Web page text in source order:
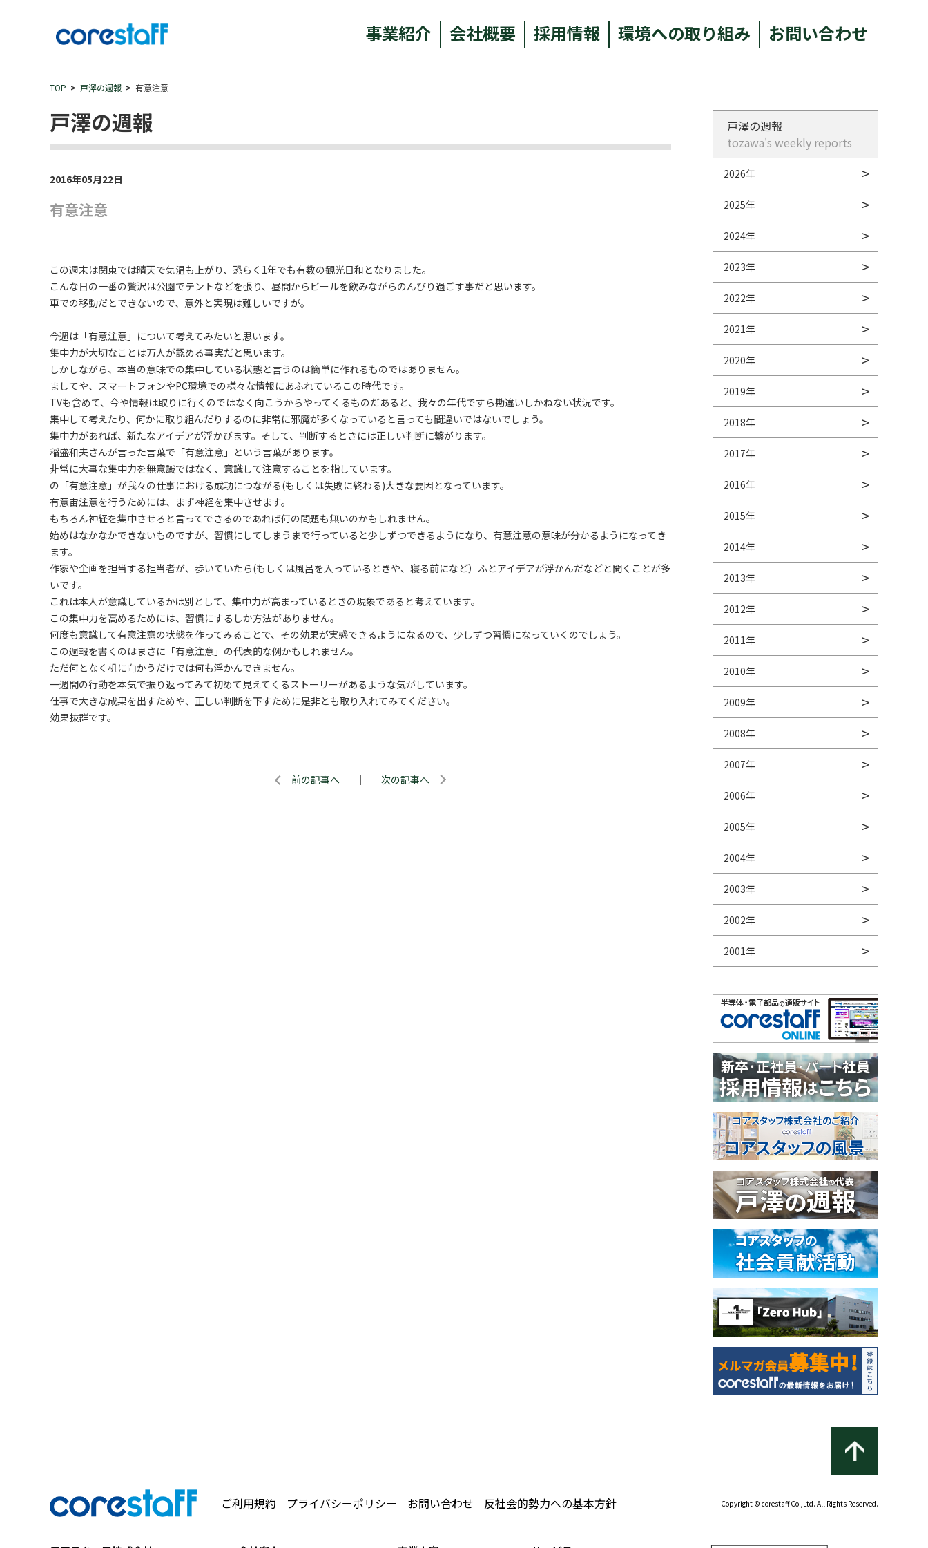
事業紹介 会社概要 採用情報 環境への取り組み お問い合わせ
TOP 戸澤の週報 有意注意
戸澤の週報
2016年05月22日
有意注意
この週末は関東では晴天で気温も上がり、恐らく1年でも有数の観光日和となりました。
こんな日の一番の贅沢は公園でテントなどを張り、昼間からビールを飲みながらのんびり過ごす事だと思います。
車での移動だとできないので、意外と実現は難しいですが。
今週は「有意注意」について考えてみたいと思います。
集中力が大切なことは万人が認める事実だと思います。
しかしながら、本当の意味での集中している状態と言うのは簡単に作れるものではありません。
ましてや、スマートフォンやPC環境での様々な情報にあふれているこの時代です。
TVも含めて、今や情報は取りに行くのではなく向こうからやってくるものだあると、我々の年代ですら勘違いしかねない状況です。
集中して考えたり、何かに取り組んだりするのに非常に邪魔が多くなっていると言っても間違いではないでしょう。
集中力があれば、新たなアイデアが浮かびます。そして、判断するときには正しい判断に繋がります。
稲盛和夫さんが言った言葉で「有意注意」という言葉があります。
非常に大事な集中力を無意識ではなく、意識して注意することを指しています。
の「有意注意」が我々の仕事における成功につながる(もしくは失敗に終わる)大きな要因となっています。
有意宙注意を行うためには、まず神経を集中させます。
もちろん神経を集中させろと言ってできるのであれば何の問題も無いのかもしれません。
始めはなかなかできないものですが、習慣にしてしまうまで行っていると少しずつできるようになり、有意注意の意味が分かるようになってき
ます。
作家や企画を担当する担当者が、歩いていたら(もしくは風呂を入っているときや、寝る前になど）ふとアイデアが浮かんだなどと聞くことが多
いです。
これは本人が意識しているかは別として、集中力が高まっているときの現象であると考えています。
この集中力を高めるためには、習慣にするしか方法がありません。
何度も意識して有意注意の状態を作ってみることで、その効果が実感できるようになるので、少しずつ習慣になっていくのでしょう。
この週報を書くのはまさに「有意注意」の代表的な例かもしれません。
ただ何となく机に向かうだけでは何も浮かんできません。
一週間の行動を本気で振り返ってみて初めて見えてくるストーリーがあるような気がしています。
仕事で大きな成果を出すためや、正しい判断を下すために是非とも取り入れてみてください。
効果抜群です。
前の記事へ ｜ 次の記事へ
戸澤の週報
tozawa's weekly reports
2026年
2025年
2024年
2023年
2022年
2021年
2020年
2019年
2018年
2017年
2016年
2015年
2014年
2013年
2012年
2011年
2010年
2009年
2008年
2007年
2006年
2005年
2004年
2003年
2002年
2001年
ご利用規約 プライバシーポリシー お問い合わせ 反社会的勢力への基本方針 Copyright © corestaff Co.,Ltd. All Rights Reserved.